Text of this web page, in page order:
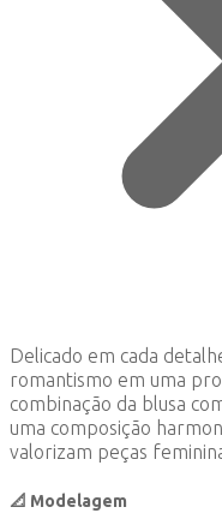
Delicado em cada
romantismo em uma
combinação da blusa
uma composição
valorizam peças
📐 Modelagem